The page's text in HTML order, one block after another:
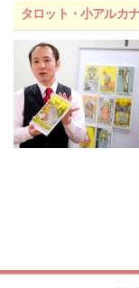
タロット・小アルカ